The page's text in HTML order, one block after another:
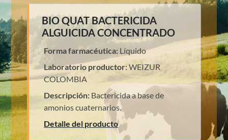
BIO QUAT BACTERICIDA
ALGUICIDA CONCENTRADO
Forma farmacéutica: Líquido
Laboratorio productor:WEIZUR
COLOMBIA
Descripción: Bactericida a base de
amonios cuaternarios.
Detalle del producto